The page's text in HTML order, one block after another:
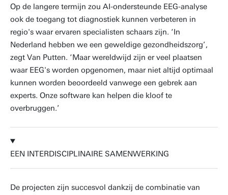
Op de langere termijn zou AI-ondersteunde EEG-analyse
ook de toegang tot diagnostiek kunnen verbeteren in
regio's waar ervaren specialisten schaars zijn. ‘In
Nederland hebben we een geweldige gezondheidszorg’,
zegt Van Putten. ‘Maar wereldwijd zijn er veel plaatsen
waar EEG's worden opgenomen, maar niet altijd optimaal
kunnen worden beoordeeld vanwege een gebrek aan
experts. Onze software kan helpen die kloof te
overbruggen.’
EEN INTERDISCIPLINAIRE SAMENWERKING
De projecten zijn succesvol dankzij de combinatie van